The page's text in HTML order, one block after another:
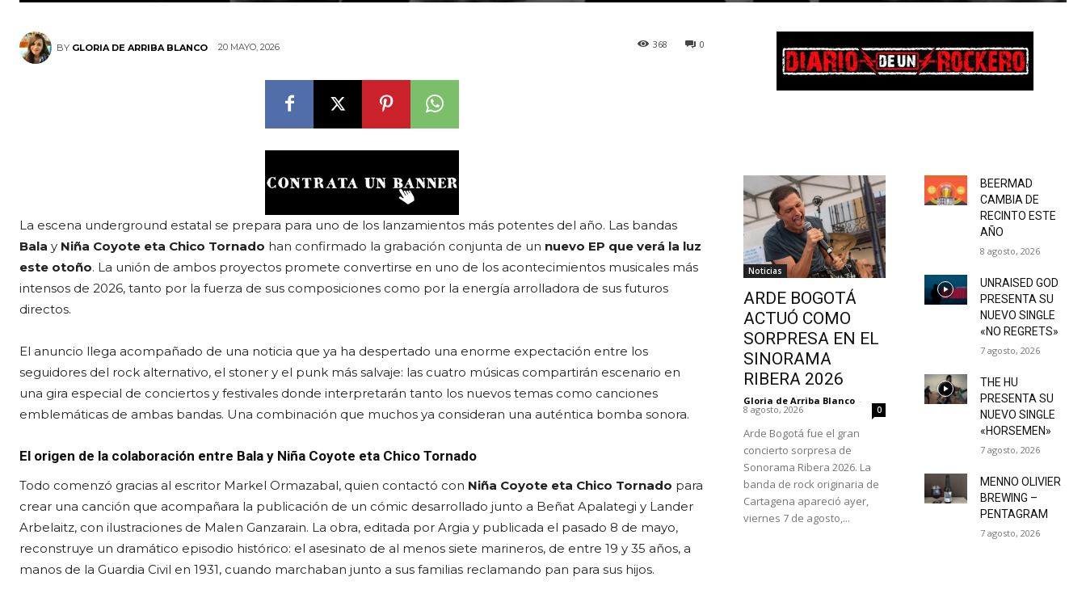
BY GLORIA DE ARRIBA BLANCO 20 MAYO, 2026 0
368
La escena underground estatal se prepara para uno de los lanzamientos más potentes del año. Las bandas
Bala y Niña Coyote eta Chico Tornado han confirmado la grabación conjunta de un nuevo EP que verá la luz
este otoño. La unión de ambos proyectos promete convertirse en uno de los acontecimientos musicales más
intensos de 2026, tanto por la fuerza de sus composiciones como por la energía arrolladora de sus futuros
directos.
El anuncio llega acompañado de una noticia que ya ha despertado una enorme expectación entre los
seguidores del rock alternativo, el stoner y el punk más salvaje: las cuatro músicas compartirán escenario en
una gira especial de conciertos y festivales donde interpretarán tanto los nuevos temas como canciones
emblemáticas de ambas bandas. Una combinación que muchos ya consideran una auténtica bomba sonora.
El origen de la colaboración entre Bala y Niña Coyote eta Chico Tornado
Todo comenzó gracias al escritor Markel Ormazabal, quien contactó con Niña Coyote eta Chico Tornado para
crear una canción que acompañara la publicación de un cómic desarrollado junto a Beñat Apalategi y Lander
Arbelaitz, con ilustraciones de Malen Ganzarain. La obra, editada por Argia y publicada el pasado 8 de mayo,
reconstruye un dramático episodio histórico: el asesinato de al menos siete marineros, de entre 19 y 35 años, a
manos de la Guardia Civil en 1931, cuando marchaban junto a sus familias reclamando pan para sus hijos.
Noticias
ARDE BOGOTÁ
ACTUÓ COMO
SORPRESA EN EL
SINORAMA
RIBERA 2026
Gloria de Arriba Blanco -
8 agosto, 2026 0
Arde Bogotá fue el gran
concierto sorpresa de
Sonorama Ribera 2026. La
banda de rock originaria de
Cartagena apareció ayer,
viernes 7 de agosto,...
BEERMAD
CAMBIA DE
RECINTO ESTE
AÑO
8 agosto, 2026
UNRAISED GOD
PRESENTA SU
NUEVO SINGLE
«NO REGRETS»
7 agosto, 2026
THE HU
PRESENTA SU
NUEVO SINGLE
«HORSEMEN»
7 agosto, 2026
MENNO OLIVIER
BREWING –
PENTAGRAM
7 agosto, 2026